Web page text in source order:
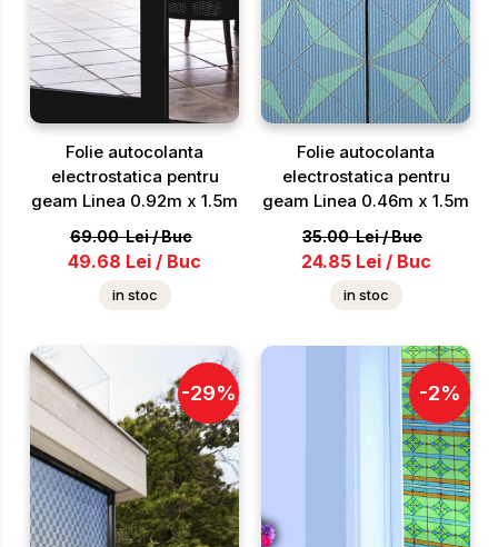
Folie autocolanta
electrostatica pentru
geam Linea 0.92m x 1.5m
69.00 Lei/Buc
49.68 Lei / Buc
in stoc
Folie autocolanta
electrostatica pentru
geam Linea 0.46m x 1.5m
35.00 Lei/Buc
24.85 Lei / Buc
in stoc
-29% -2%